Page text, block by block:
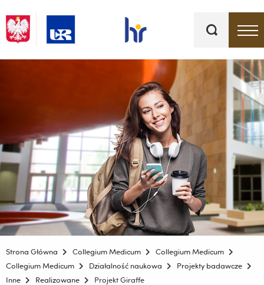
kluczowe
Strona Główna Collegium Medicum
Collegium Medicum
Collegium Medicum
Działalność naukowa
Projekty badawcze
Inne
Realizowane Projekt Giraffe